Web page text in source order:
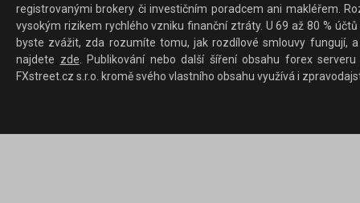
registrovanými brokery či investičním poradcem ani makléřem.
vysokým rizikem rychlého vzniku finanční ztráty. U 69 až 80 %
byste zvážit, zda rozumíte tomu, jak rozdílové smlouvy fungují,
najdete zde. Publikování nebo další šíření obsahu forex
FXstreet.cz s.r.o. kromě svého vlastního obsahu využívá i